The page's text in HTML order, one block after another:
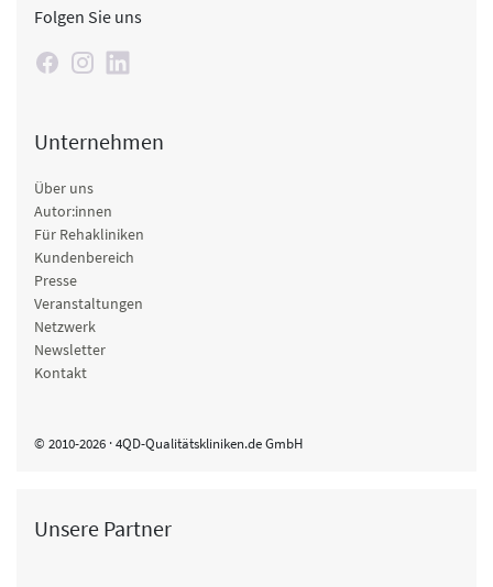
Folgen Sie uns
Unternehmen
Über uns
Autor:innen
Für Rehakliniken
Kundenbereich
Presse
Veranstaltungen
Netzwerk
Newsletter
Kontakt
© 2010-2026 · 4QD-Qualitätskliniken.de GmbH
Unsere Partner